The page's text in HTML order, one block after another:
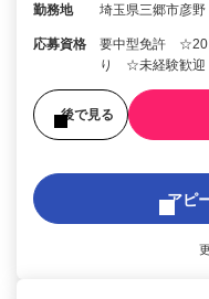
勤務地 埼玉県三郷市彦野
応募資格
要中型免許 ☆20
り ☆未経験歓迎
後で見る
アピ